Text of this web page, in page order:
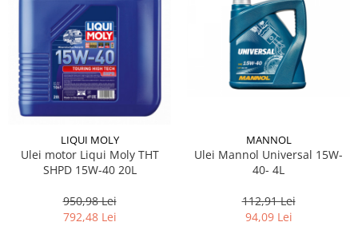
LIQUI MOLY
Ulei motor Liqui Moly THT
SHPD 15W-40 20L
950,98 Lei
792,48 Lei
MANNOL
Ulei Mannol Universal 15W-
40- 4L
112,91 Lei
94,09 Lei